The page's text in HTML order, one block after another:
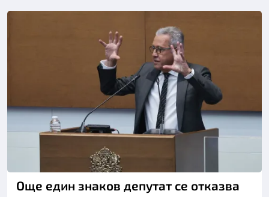
Снимка: БТА
Още един знаков депутат се отказва